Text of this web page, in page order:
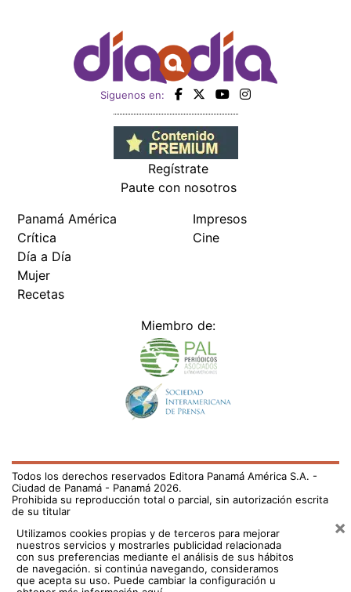
Siguenos en:
Regístrate
Paute con nosotros
Panamá América
Crítica
Día a Día
Mujer
Recetas
Impresos
Cine
Miembro de:
Todos los derechos reservados Editora Panamá América S.A. -
Ciudad de Panamá - Panamá 2026.
Prohibida su reproducción total o parcial, sin autorización escrita
de su titular
Utilizamos cookies propias y de terceros para mejorar
nuestros servicios y mostrarles publicidad relacionada
con sus preferencias mediante el análisis de sus hábitos
de navegación. si continúa navegando, consideramos
que acepta su uso. Puede cambiar la configuración u
×